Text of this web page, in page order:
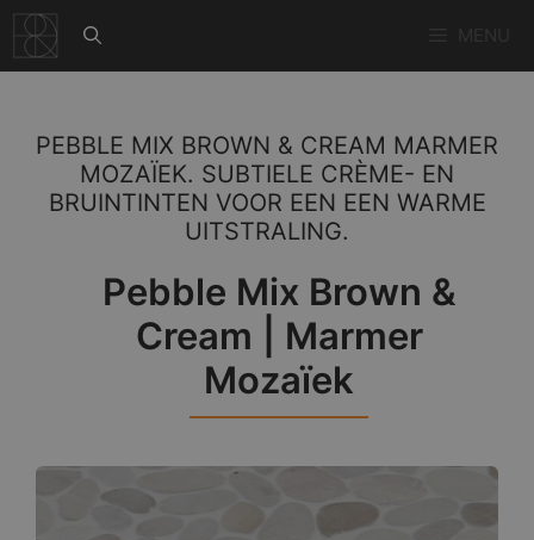
naar
de
PEBBLE MIX BROWN & CREAM MARMER
MOZAÏEK. SUBTIELE CRÈME- EN
BRUINTINTEN VOOR EEN EEN WARME
UITSTRALING.
Pebble Mix Brown &
Cream | Marmer
Mozaïek